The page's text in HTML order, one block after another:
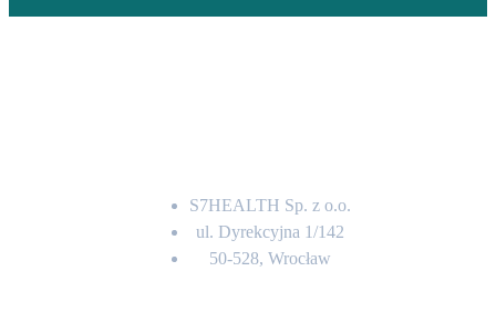
S7HEALTH Sp. z o.o.
ul. Dyrekcyjna 1/142
50-528, Wrocław